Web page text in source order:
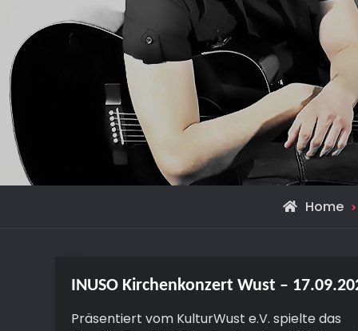
Home
INUSO Kirchenkonzert Wust –
Präsentiert vom KulturWust e.V. spielte das